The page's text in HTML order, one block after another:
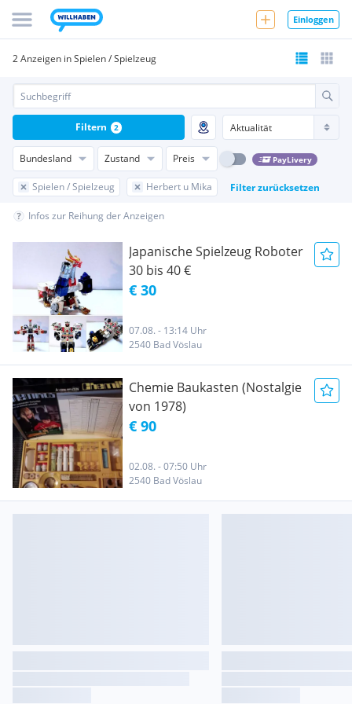
Einloggen
2 Anzeigen in Spielen / Spielzeug
Bundesland Zustand Preis PayLivery
Spielen / Spielzeug Herbert u Mika Filter zurücksetzen
Filtern 2
Infos zur Reihung der Anzeigen
Japanische Spielzeug Roboter
30 bis 40 €
€ 30
07.08. - 13:14 Uhr
2540 Bad Vöslau
Chemie Baukasten (Nostalgie
von 1978)
€ 90
02.08. - 07:50 Uhr
2540 Bad Vöslau